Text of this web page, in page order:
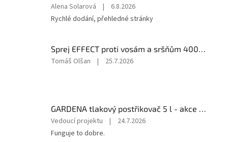
Hodnocení
produktu
je
z
5
hvězdiček.
Alena Solarová |
6.8.2026
Rychlé dodání, přehledné stránky
Hodnocení
5
hvězdiček.
Tomáš Olšan | 25.7.2026
Hodnocení
produktu
Vedoucí projektu |
24.7.2026
Funguje to dobre.